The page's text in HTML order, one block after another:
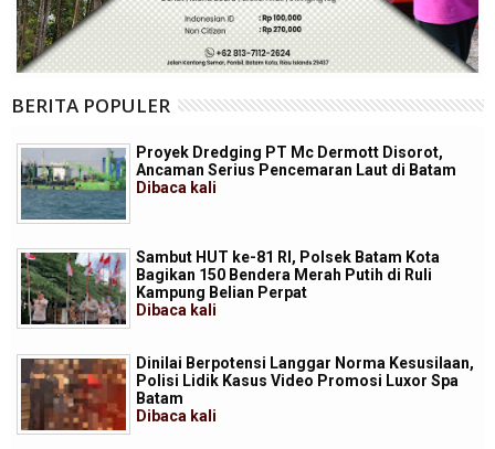
BERITA POPULER
Proyek Dredging PT Mc Dermott Disorot,
Ancaman Serius Pencemaran Laut di Batam
Dibaca kali
Sambut HUT ke-81 RI, Polsek Batam Kota
Bagikan 150 Bendera Merah Putih di Ruli
Kampung Belian Perpat
Dibaca kali
Dinilai Berpotensi Langgar Norma Kesusilaan,
Polisi Lidik Kasus Video Promosi Luxor Spa
Batam
Dibaca kali